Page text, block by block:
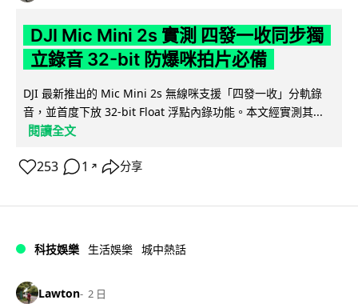
DJI Mic Mini 2s 實測 四發一收同步獨
立錄音 32-bit 防爆咪拍片必備
DJI 最新推出的 Mic Mini 2s 無線咪支援「四發一收」分軌錄
音，並首度下放 32-bit Float 浮點內錄功能。本文經實測其...
閱讀全文
253 1 ↗ 分享
科技娛樂 生活娛樂 城中熱話
Lawton 2 日